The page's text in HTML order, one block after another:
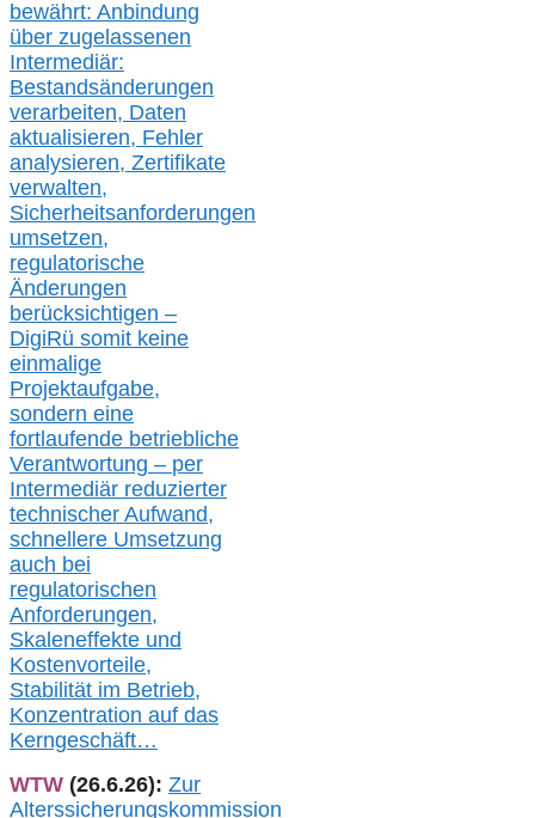
bewährt: Anbindung
über zugelassenen
Intermediär:
Bestandsänderungen
verarbeiten, Daten
aktualisieren, Fehler
analysieren, Zertifikate
verwalten,
Sicherheitsanforderungen
umsetzen,
regulatorische
Änderungen
berücksichtigen –
DigiRü somit keine
einmalige
Projektaufgabe,
sondern eine
fortlaufende betriebliche
Verantwortung – per
Intermediär reduzierter
technischer Aufwand,
schnellere Umsetzung
auch bei
regulatorischen
Anforderungen,
Skaleneffekte und
Kostenvorteile,
Stabilität im Betrieb,
Konzentration auf das
Kerngeschäft…
WTW (26.6.26): Zur
Alterssicherungskommission